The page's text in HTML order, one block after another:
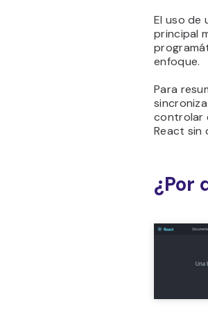
El uso de
principal
enfoque.
Para
controlar
React sin
¿Por